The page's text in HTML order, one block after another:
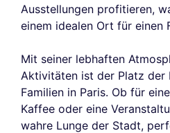
Ausstellungen profitieren,
einem idealen Ort für einen
Mit seiner lebhaften
Aktivitäten ist der Platz der
Familien in Paris. Ob für
Kaffee oder eine
wahre Lunge der Stadt,